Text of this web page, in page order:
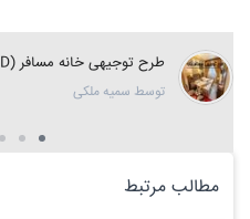
طرح توجیهی خانه مسافر (PDF + WORD)
توسط سمیه ملکی
مطالب مرتبط